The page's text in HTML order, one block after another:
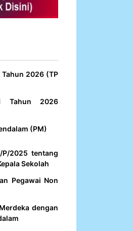
Tahun 2026 (TP
Tahun 2026
(PM)
P/2025 tentang
Sekolah
Pegawai Non
dengan